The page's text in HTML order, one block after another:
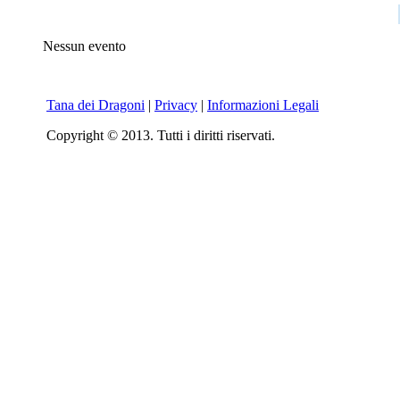
Nessun evento
Tana dei Dragoni | Privacy | Informazioni Legali
Copyright © 2013. Tutti i diritti riservati.